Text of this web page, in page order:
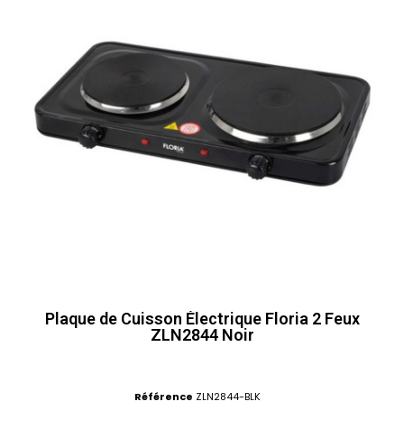
Plaque de Cuisson Électrique Floria 2 Feux
ZLN2844 Noir
Référence ZLN2844-BLK